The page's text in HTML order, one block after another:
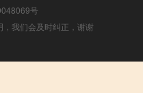
号
我们会及时纠正，谢谢